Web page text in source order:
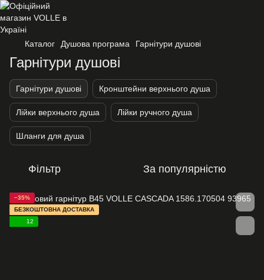
Каталог Душова програма Гарнітури душові
Гарнітури душові
Гарнітури душові Кронштейни верхнього душа
Лійки верхнього душа Лійки ручного душа
Шланги для душа
Фільтр За популярністю
−35%
БЕЗКОШТОВНА ДОСТАВКА
12